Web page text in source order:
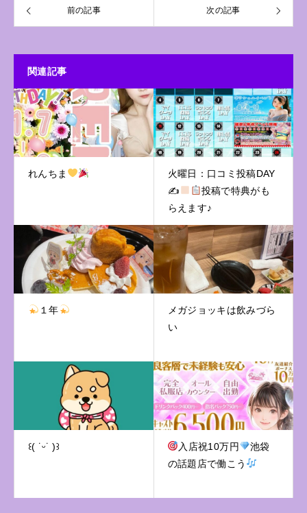
前の記事 次の記事
関連記事
れんちま
火曜日：口コミ投稿DAY
✍
投稿で特典がも
らえます♪
１年
メガジョッキは飲みづら
い
꒰( ˙ᵕ˙ )꒱ 入店祝10万円
池袋
の話題店で働こう